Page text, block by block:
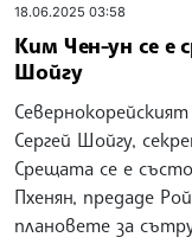
18.06.2025 03:58
Ким Чен-ун се е
Шойгу
Сергей Шойгу,
Срещата се е
Пхенян, предаде
плановете за